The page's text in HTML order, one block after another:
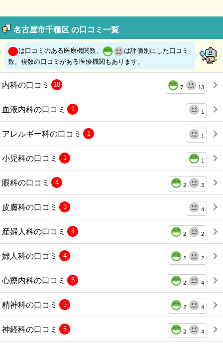
名古屋市千種区 の口コミ一覧
は口コミのある医療機関数、
は評価別にした口コミ
数。複数の口コミがある医療機関もあります。
内科の口コミ 7 13
18
血液内科の口コミ 1
1
アレルギー科の口コミ 1
1
小児科の口コミ 1
1
眼科の口コミ 2 3
4
皮膚科の口コミ 4
3
産婦人科の口コミ 2 2
4
婦人科の口コミ 2 2
4
心療内科の口コミ 2 4
5
精神科の口コミ 2 4
5
神経科の口コミ 2 4
5